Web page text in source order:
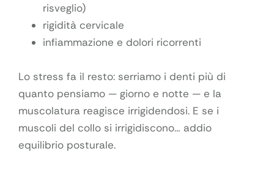
risveglio)
rigidità cervicale
infiammazione e dolori ricorrenti
Lo stress fa il resto: serriamo i denti più di
quanto pensiamo — giorno e notte — e la
muscolatura reagisce irrigidendosi. E se i
muscoli del collo si irrigidiscono… addio
equilibrio posturale.